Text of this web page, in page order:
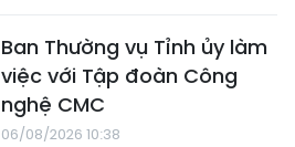
Ban Thường vụ Tỉnh ủy làm
việc với Tập đoàn Công
nghệ CMC
06/08/2026 10:38